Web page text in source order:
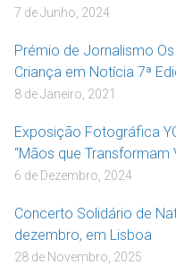
7 de Junho, 2024
Prémio de Jornalismo
Criança em Notícia 7ª
8 de Janeiro, 2021
Exposição Fotográfica
“Mãos que Transformam
6 de Dezembro, 2024
Concerto Solidário de
dezembro, em Lisboa
28 de Novembro, 2025